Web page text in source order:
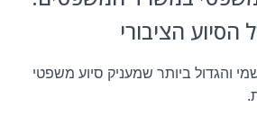
הציבורי
והגדול ביותר שמעניק סיוע משפטי